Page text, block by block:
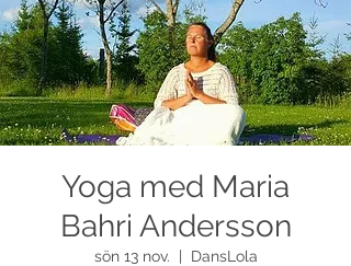
Yoga med Maria
Bahri Andersson
sön 13 nov. DansLola